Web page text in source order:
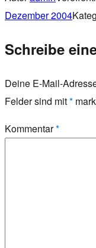
Dezember 2004
Schreibe
Deine E-Mail-
Felder sind mit*
Kommentar*